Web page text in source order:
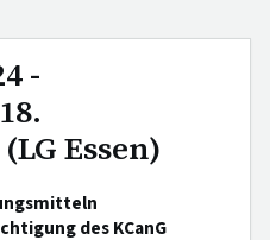
-
Essen)
des KCanG